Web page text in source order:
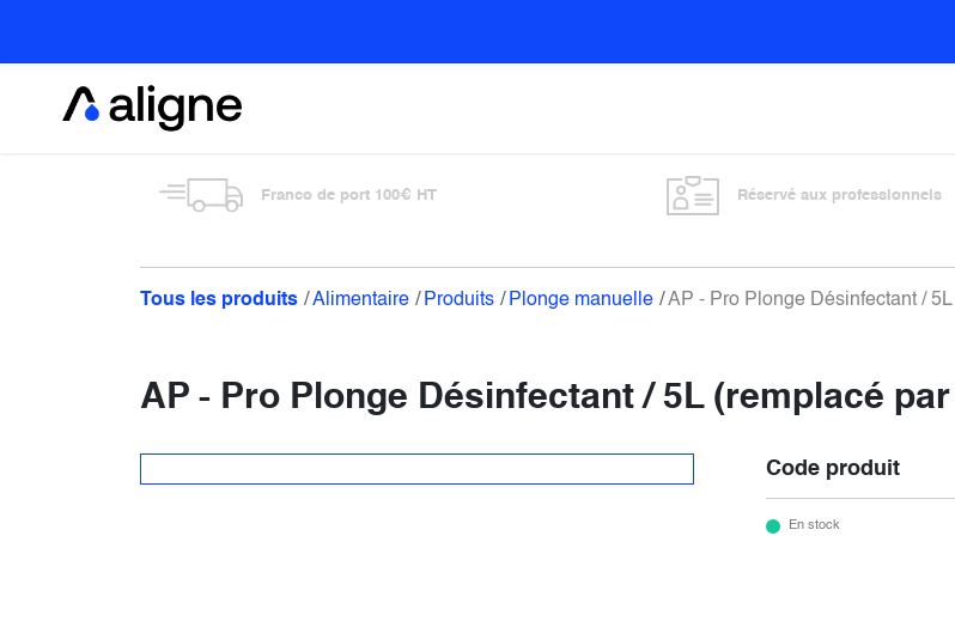
Franco de port 100€ HT Réservé aux professionnels
Tous les produits Alimentaire Produits Plonge manuelle AP - Pro Plonge Désinfectant /
AP - Pro Plonge Désinfectant / 5L (remplacé
Code produit
En stock